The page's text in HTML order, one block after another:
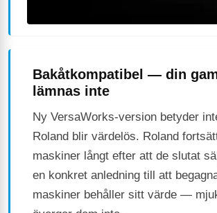
Bakåtkompatibel — din
lämnas inte
Ny VersaWorks-version betyder
Roland blir värdelös. Roland
maskiner långt efter att de slutat
en konkret anledning till att
maskiner behåller sitt värde —